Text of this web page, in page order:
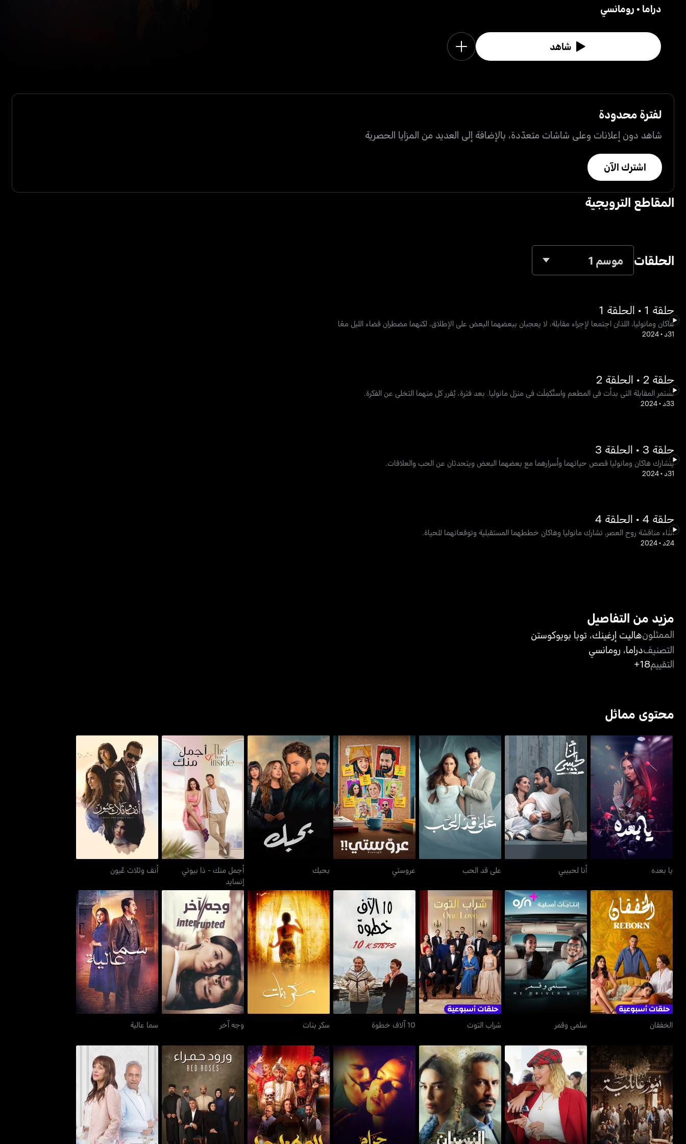
دراما •رومانسي
شاهد
لفترة محدودة
شاهد دون إعلانات وعلى شاشات متعدّدة، بالإضافة إلى العديد من المزايا الحصرية
اشترك الآن
المقاطع الترويجية
الحلقات موسم 1
حلقة 1 • الحلقة 1
هاكان ومانوليا، اللذان اجتمعا لإجراء مقابلة، لا يعجبان ببعضهما البعض على الإطلاق، لكنهما مضطران قضاء الليل معًا
31د •
2024
حلقة 2 • الحلقة 2
تستمر المقابلة التي بدأت في المطعم واستُكمِلَت في منزل مانوليا. بعد فترة، يُقرر كل منهما التخلي عن الفكرة.
33د •
2024
حلقة 3 • الحلقة 3
يتشارك هاكان ومانوليا قصص حياتهما وأسرارهما مع بعضهما البعض ويتحدثان عن الحب والعلاقات.
31د •
2024
حلقة 4 • الحلقة 4
أثناء مناقشة روح العصر، تشارك مانوليا وهاكان خططهما المستقبلية وتوقعاتهما للحياة.
24د •
2024
مزيد من التفاصيل
الممثلونهاليت إرغينك، توبا بويوكوستن
التصنيفدراما، رومانسي
التقييم18+
محتوى مماثل
يا بعده
يا بعده
أنا لحبيبي
أنا لحبيبي
على قد الحب
على قد الحب
عروستي
عروستي
بحبك
بحبك
أجمل منك - ذا بيوتي
إنسايد
أجمل منك - ذا بيوتي
إنسايد
أنف وثلاث عُيون
أنف وثلاث عُيون
الخفقان
الخفقان
سلمى وقمر
سلمى وقمر
شراب التوت
شراب التوت
10 آلاف خطوة
10 آلاف خطوة
سكر بنات
سكر بنات
وجه آخر
وجه آخر
سما عالية
سما عالية
أمور عائلية التفاح الحرام النسيان حرام الجسد المهراجا ورود حمراء - ريد روزس و بينا ميعاد